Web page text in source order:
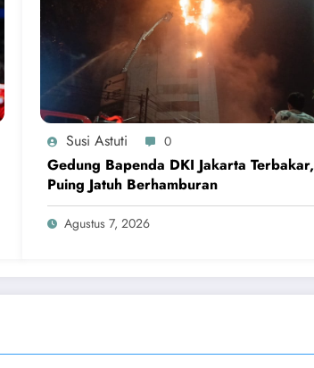
Susi Astuti 0
Gedung Bapenda DKI Jakarta Terbakar,
Puing Jatuh Berhamburan
Agustus 7, 2026